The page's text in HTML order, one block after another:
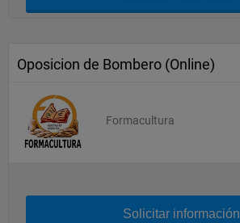
Oposicion de Bombero (Online)
Formacultura
Solicitar información